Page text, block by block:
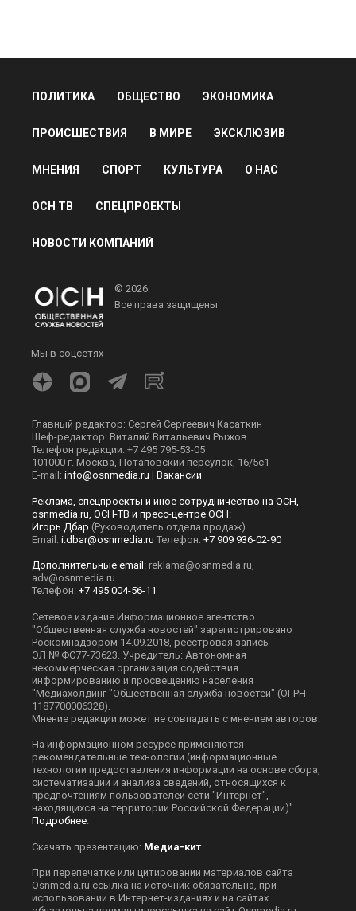
ПОЛИТИКА ОБЩЕСТВО ЭКОНОМИКА
ПРОИСШЕСТВИЯ В МИРЕ ЭКСКЛЮЗИВ
МНЕНИЯ СПОРТ КУЛЬТУРА О НАС
ОСН ТВ СПЕЦПРОЕКТЫ
НОВОСТИ КОМПАНИЙ
© 2026
Все права защищены
Мы в соцсетях
Главный редактор: Сергей Сергеевич Касаткин
Шеф-редактор: Виталий Витальевич Рыжов.
Телефон редакции: +7 495 795-53-05
101000 г. Москва, Потаповский переулок, 16/5с1
E-mail: info@osnmedia.ru | Вакансии
Реклама, спецпроекты и иное сотрудничество на ОСН,
osnmedia.ru, ОСН-ТВ и пресс-центре ОСН:
Игорь Дбар (Руководитель отдела продаж)
Email: i.dbar@osnmedia.ru Телефон: +7 909 936-02-90
Дополнительные email: reklama@osnmedia.ru
adv@osnmedia.ru
Телефон: +7 495 004-56-11
Сетевое издание Информационное агентство
"Общественная служба новостей" зарегистрировано
Роскомнадзором 14.09.2018, реестровая запись
ЭЛ № ФС77-73623. Учредитель: Автономная
некоммерческая организация содействия
информированию и просвещению населения
"Медиахолдинг "Общественная служба новостей" (ОГРН
1187700006328).
Мнение редакции может не совпадать с мнением авторов.
На информационном ресурсе применяются
рекомендательные технологии (информационные
технологии предоставления информации на основе сбора,
систематизации и анализа сведений, относящихся к
предпочтениям пользователей сети "Интернет",
находящихся на территории Российской Федерации)".
Подробнее
Скачать презентацию: Медиа-кит
При перепечатке или цитировании материалов сайта
Оsnmedia.ru ссылка на источник обязательна, при
использовании в Интернет-изданиях и на сайтах